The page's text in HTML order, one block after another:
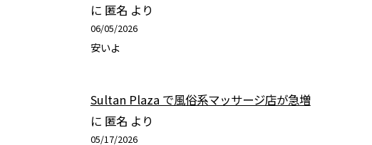
に 匿名 より
06/05/2026
安いよ
Sultan Plaza で風俗系マッサージ店が急増
に 匿名 より
05/17/2026